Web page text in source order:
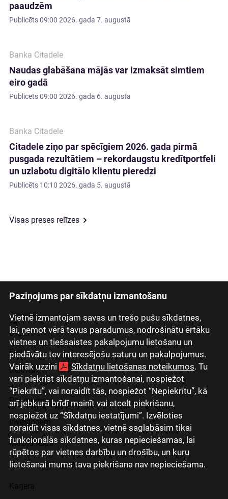
Paziņojums par sīkdatņu izmantošanu
Vietnē izmantojam savas un trešo pušu sīkdatnes,
lai, ņemot vērā tavus paradumus, nodrošinātu ērtāku
vietnes un tiešsaistes pakalpojumu lietošanu un
piedāvātu tev interesējošu saturu un pakalpojumus.
Vairāk uzzini
Sīkdatņu lietošanas noteikumos. Tu
vari piekrist sīkdatņu izmantošanai, nospiežot
“Piekrītu”, vai noraidīt tās, nospiežot “Nepiekrītu”, kā
arī jebkurā brīdī mainīt vai atcelt piekrišanu,
nospiežot uz “Sīkdatņu iestatījumi”. Izvēloties
noraidīt visas sīkdatnes, vietnē saglabāsim tikai
funkcionālās sīkdatnes, kuras nepieciešamas, lai
rūpētos par vietnes darbību un drošību, un kuru
lietošanai mums tava piekrišana nav nepieciešama.
paaudzēm
Publicēts09:00 2026. gada 7. augustā
Banka Citadele
Naudas glabāšana mājās var izmaksāt simtiem
eiro gadā
Publicēts09:00 2026. gada 6. augustā
Banka Citadele
Citadele ziņo par spēcīgiem 2026. gada pirmā
pusgada rezultātiem – rekordaugstu kredītportfeli
un uzlabotu digitālo klientu pieredzi
Publicēts 10:10 2026. gada 5. augustā
Visas preses relīzes
Latviski
Русский
English
Eesti
Lietuviškai
Par mums
Investoriem
Mediju telpa
Grupas uzņēmumi